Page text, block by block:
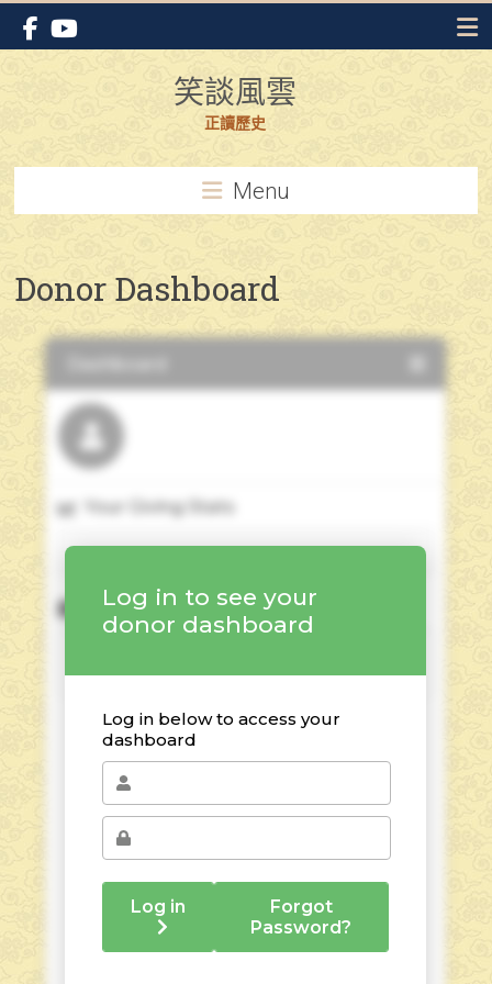
Skip
content
笑談風雲
正讀歷史
Menu
Donor Dashboard